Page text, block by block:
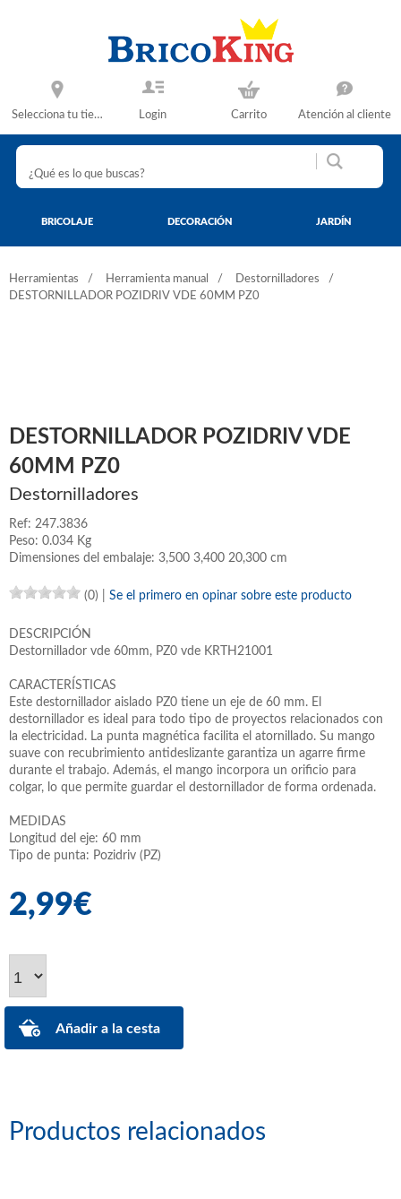
Selecciona tu tienda Login Carrito Atención al cliente
BRICOLAJE DECORACIÓN JARDÍN
Herramientas Herramienta manual
Destornilladores
DESTORNILLADOR POZIDRIV VDE 60MM PZ0
DESTORNILLADOR POZIDRIV VDE
60MM PZ0
Destornilladores
Ref: 247.3836
Peso: 0.034 Kg
Dimensiones del embalaje: 3,500 3,400 20,300 cm
(0) Se el primero en opinar sobre este producto
DESCRIPCIÓN
Destornillador vde 60mm, PZ0 vde KRTH21001
CARACTERÍSTICAS
Este destornillador aislado PZ0 tiene un eje de 60 mm. El
destornillador es ideal para todo tipo de proyectos relacionados con
la electricidad. La punta magnética facilita el atornillado. Su mango
suave con recubrimiento antideslizante garantiza un agarre firme
durante el trabajo. Además, el mango incorpora un orificio para
colgar, lo que permite guardar el destornillador de forma ordenada.
MEDIDAS
Longitud del eje: 60 mm
Tipo de punta: Pozidriv (PZ)
2,99€
Productos relacionados